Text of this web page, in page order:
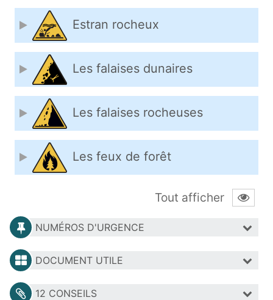
Estran rocheux
Les falaises dunaires
Les falaises rocheuses
Les feux de forêt
Tout afficher
NUMÉROS D'URGENCE
DOCUMENT UTILE
12 CONSEILS